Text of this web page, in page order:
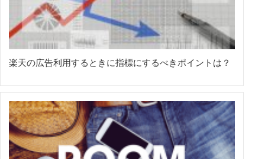
楽天の広告利用するときに指標にするべきポイントは？